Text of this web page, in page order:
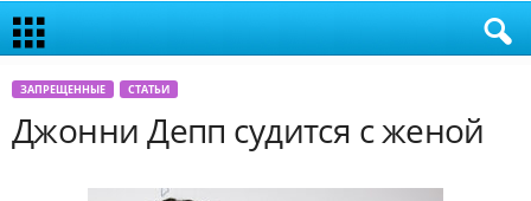
ЗАПРЕЩЕННЫЕ СТАТЬИ
Джонни Депп судится с женой